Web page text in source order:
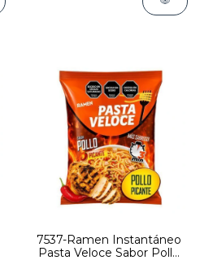
7537-Ramen Instantáneo
Pasta Veloce Sabor Pollo